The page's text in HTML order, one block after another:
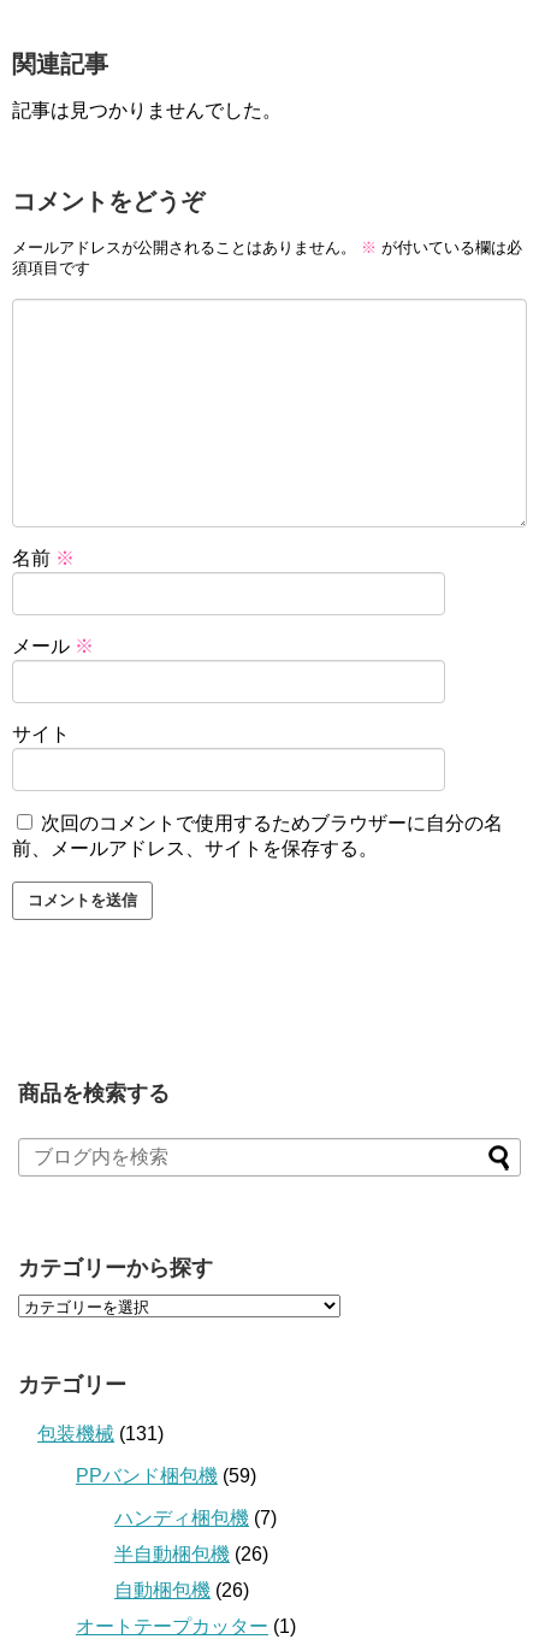
関連記事
記事は見つかりませんでした。
コメントをどうぞ
メールアドレスが公開されることはありません。 ※ が付いている欄は必
須項目です
名前 ※
メール ※
サイト
次回のコメントで使用するためブラウザーに自分の名
前、メールアドレス、サイトを保存する。
商品を検索する
カテゴリーから探す
カテゴリー
包装機械 (131)
PPバンド梱包機 (59)
ハンディ梱包機 (7)
半自動梱包機 (26)
自動梱包機 (26)
オートテープカッター (1)